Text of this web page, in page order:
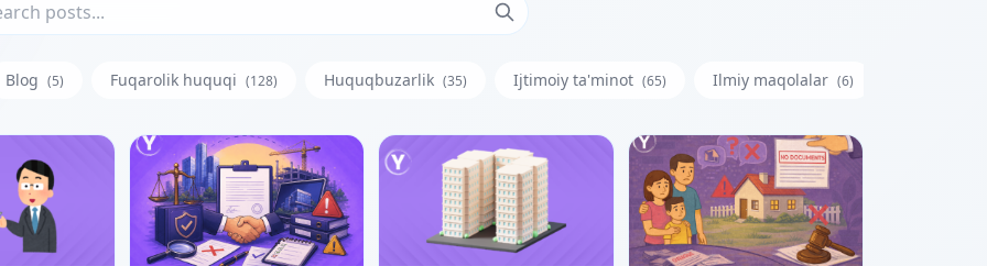
Blog (5) Fuqarolik huquqi (128) Huquqbuzarlik (35) Ijtimoiy ta'minot (65) Ilmiy maqolalar (6)